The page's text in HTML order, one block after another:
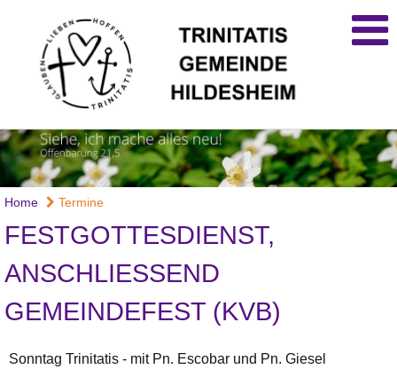
Home Termine
FESTGOTTESDIENST,
ANSCHLIESSEND G
EMEINDEFEST (KVB)
Sonntag Trinitatis - mit Pn. Escobar und Pn. Giesel